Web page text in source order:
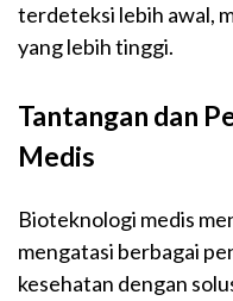
terdeteksi lebih awal,
yang lebih tinggi.
Tantangan dan
Medis
Bioteknologi medis
mengatasi berbagai
kesehatan dengan